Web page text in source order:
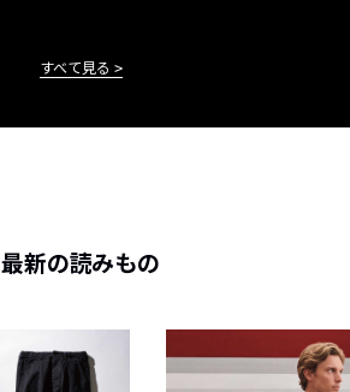
すべて見る
最新の読みもの